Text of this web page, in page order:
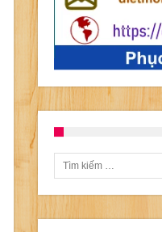
Tìm kiếm cho: